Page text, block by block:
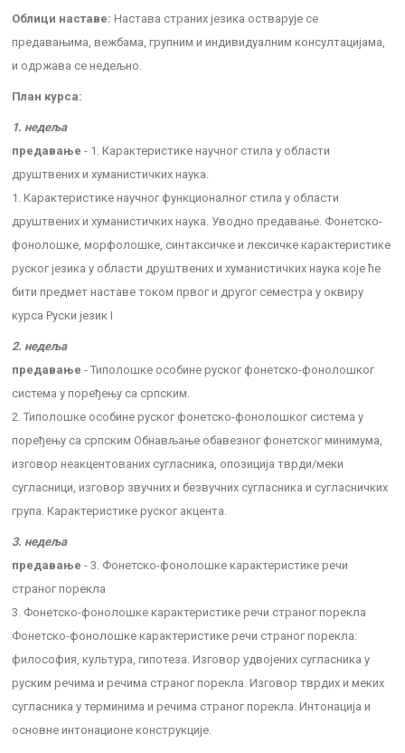
Облици наставе: Настава страних језика остварује се
предавањима, вежбама, групним и индивидуалним консултацијама,
и одржава се недељно.
План курса:
1. недеља
предавање - 1. Карактеристике научног стила у области
друштвених и хуманистичких наука.
1. Карактеристике научног функционалног стила у области
друштвених и хуманистичких наука. Уводно предавање. Фонетско-
фонолошке, морфолошке, синтаксичке и лексичке карактеристике
руског језика у области друштвених и хуманистичких наука које ће
бити предмет наставе током првог и другог семестра у оквиру
курса Руски језик I
2. недеља
предавање - Типолошке особине руског фонетско-фонолошког
система у поређењу са српским.
2. Типолошке особине руског фонетско-фонолошког система у
поређењу са српским Обнављање обавезног фонетског минимума,
изговор неакцентованих сугласника, опозиција тврди/меки
сугласници, изговор звучних и безвучних сугласника и сугласничких
група. Карактеристике руског акцента.
3. недеља
предавање - 3. Фонетско-фонолошке карактеристике речи
страног порекла
3. Фонетско-фонолошке карактеристике речи страног порекла
Фонетско-фонолошке карактеристике речи страног порекла:
философия, культура, гипотеза. Изговор удвојених сугласника у
руским речима и речима страног порекла. Изговор тврдих и меких
сугласника у терминима и речима страног порекла. Интонација и
основне интонационе конструкције.